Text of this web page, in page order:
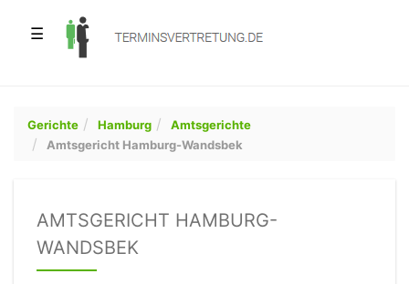
☰
Gerichte Hamburg
Amtsgerichte
Amtsgericht Hamburg-Wandsbek
AMTSGERICHT HAMBURG-
WANDSBEK